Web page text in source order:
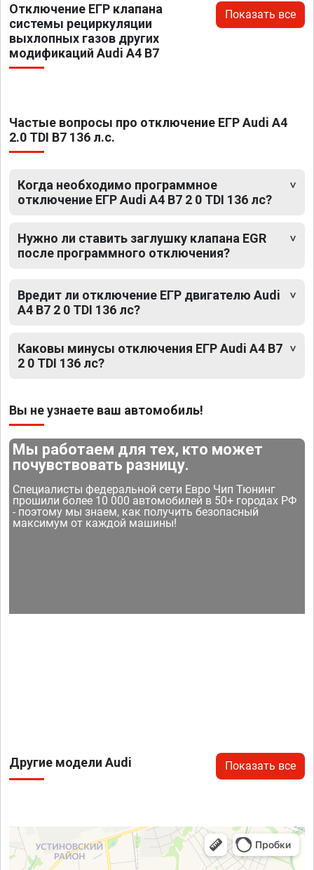
Отключение ЕГР клапана
системы рециркуляции
выхлопных газов других
модификаций Audi A4 B7
Показать все
Частые вопросы про отключение ЕГР Audi A4
2.0 TDI B7 136 л.с.
Когда необходимо программное
отключение ЕГР Audi A4 B7 2 0 TDI 136 лс?
Нужно ли ставить заглушку клапана EGR
после программного отключения?
Вредит ли отключение ЕГР двигателю Audi
A4 B7 2 0 TDI 136 лс?
Каковы минусы отключения ЕГР Audi A4 B7
2 0 TDI 136 лс?
Вы не узнаете ваш автомобиль!
Мы работаем для тех, кто может
почувствовать разницу.
Специалисты федеральной сети Евро Чип Тюнинг
прошили более 10 000 автомобилей в 50+ городах РФ
- поэтому мы знаем, как получить безопасный
максимум от каждой машины!
Другие модели Audi Показать все